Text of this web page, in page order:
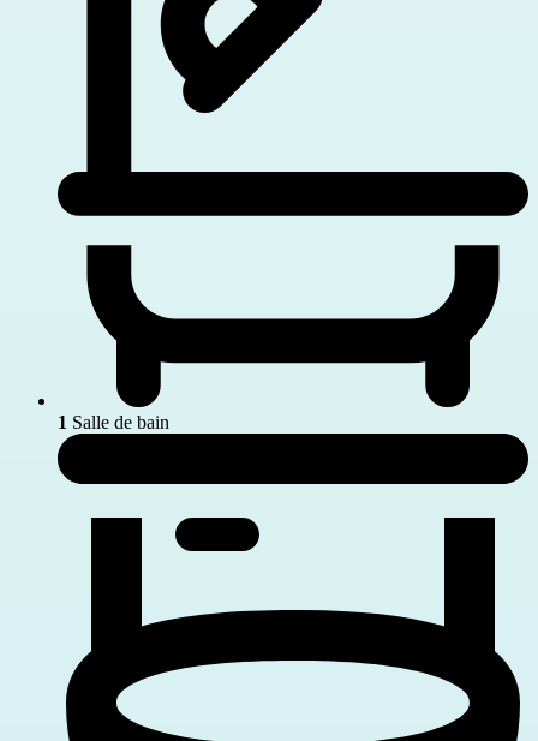
1 Salle de bain